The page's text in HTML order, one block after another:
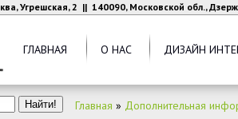
Угрешская, 2 || 140090, Московской обл.,
ГЛАВНАЯ О НАС ДИЗАЙН
Главная » Дополнительная